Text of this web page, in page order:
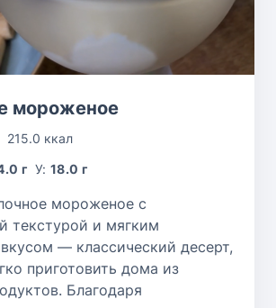
мороженое
215.0 ккал
г У:18.0 г
мороженое с
текстурой и мягким
— классический десерт,
приготовить дома из
Благодаря